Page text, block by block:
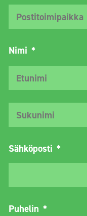
Nimi *
Sähköposti *
Puhelin *